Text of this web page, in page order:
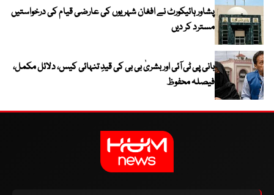
پشاور ہائیکورٹ نے افغان شہریوں کی عارضی قیام کی درخواستیں
مسترد کر دیں
بانی پی ٹی آئی اور بشریٰ بی بی کی قیدِ تنہائی کیس، دلائل مکمل،
فیصلہ محفوظ